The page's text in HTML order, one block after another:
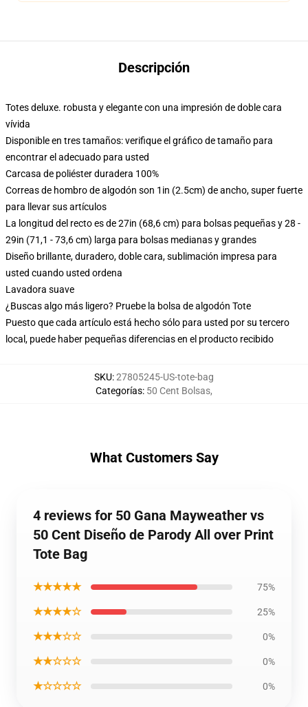
Descripción
Totes deluxe. robusta y elegante con una impresión de doble cara
vívida
Disponible en tres tamaños: verifique el gráfico de tamaño para
encontrar el adecuado para usted
Carcasa de poliéster duradera 100%
Correas de hombro de algodón son 1in (2.5cm) de ancho, super fuerte
para llevar sus artículos
La longitud del recto es de 27in (68,6 cm) para bolsas pequeñas y 28 -
29in (71,1 - 73,6 cm) larga para bolsas medianas y grandes
Diseño brillante, duradero, doble cara, sublimación impresa para
usted cuando usted ordena
Lavadora suave
¿Buscas algo más ligero? Pruebe la bolsa de algodón Tote
Puesto que cada artículo está hecho sólo para usted por su tercero
local, puede haber pequeñas diferencias en el producto recibido
SKU:27805245-US-tote-bag
Categorías: 50 Cent Bolsas,
What Customers Say
4 reviews for 50 Gana Mayweather vs
50 Cent Diseño de Parody All over Print
Tote Bag
★★★★★ 75%
★★★★☆ 25%
★★★☆☆ 0%
★★☆☆☆ 0%
★☆☆☆☆ 0%